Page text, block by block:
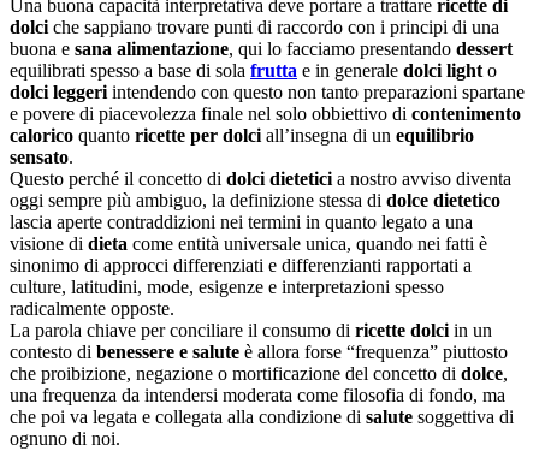
Una buona capacità interpretativa deve portare a trattare ricette di
dolciche sappiano trovare punti di raccordo con i principi di una
buona e sana alimentazione, qui lo facciamo presentando dessert
equilibrati spesso a base di sola frutta e in generale dolci lighto
dolci leggeriintendendo con questo non tanto preparazioni spartane
e povere di piacevolezza finale nel solo obbiettivo di contenimento
calorico quanto ricette per dolciall’insegna di un equilibrio
sensato.
Questo perché il concetto di dolci dieteticia nostro avviso diventa
oggi sempre più ambiguo, la definizione stessa di dolce dietetico
lascia aperte contraddizioni nei termini in quanto legato a una
visione di dieta come entità universale unica, quando nei fatti è
sinonimo di approcci differenziati e differenzianti rapportati a
culture, latitudini, mode, esigenze e interpretazioni spesso
radicalmente opposte.
La parola chiave per conciliare il consumo di ricette dolciin un
contesto di benessere e salute è allora forse “frequenza” piuttosto
che proibizione, negazione o mortificazione del concetto di dolce,
una frequenza da intendersi moderata come filosofia di fondo, ma
che poi va legata e collegata alla condizione di salute soggettiva di
ognuno di noi.